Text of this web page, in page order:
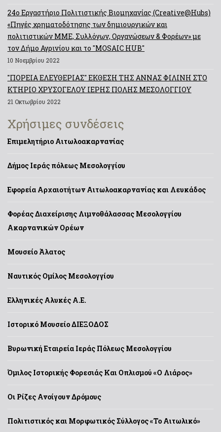
24ο Εργαστήριο Πολιτιστικής Βιομηχανίας (Creative@Hubs)
«Πηγές χρηματοδότησης των δημιουργικών και
πολιτιστικών ΜΜΕ, Συλλόγων, Οργανώσεων & Φορέων» με
τον Δήμο Αγρινίου και το "MOSAIC HUB"
10 Νοεμβρίου 2022
"ΠΟΡΕΙΑ ΕΛΕΥΘΕΡΙΑΣ" ΕΚΘΕΣΗ ΤΗΣ ΑΝΝΑΣ ΦΙΛΙΝΗ ΣΤΟ
ΚΤΗΡΙΟ ΧΡΥΣΟΓΕΛΟΥ ΙΕΡΗΣ ΠΟΛΗΣ ΜΕΣΟΛΟΓΓΙΟΥ
21 Οκτωβρίου 2022
Χρήσιμες συνδέσεις
Επιμελητήριο Αιτωλοακαρνανίας
Δήμος Ιεράς πόλεως Μεσολογγίου
Εφορεία Αρχαιοτήτων Αιτωλοακαρνανίας και Λευκάδος
Φορέας Διαχείρισης Λιμνοθάλασσας Μεσολογγίου
Ακαρνανικών Ορέων
Μουσείο Άλατος
Ναυτικός Ομίλος Μεσολογγίου
Ελληνικές Αλυκές Α.Ε.
Ιστορικό Μουσείο ΔΙΕΞΟΔΟΣ
Βυρωνική Εταιρεία Ιεράς Πόλεως Μεσολογγίου
Όμιλος Ιστορικής Φορεσιάς Και Οπλισμού «Ο Λιάρος»
Οι Ρίζες Ανοίγουν Δρόμους
Πολιτιστικός και Μορφωτικός Σύλλογος «Το Αιτωλικό»